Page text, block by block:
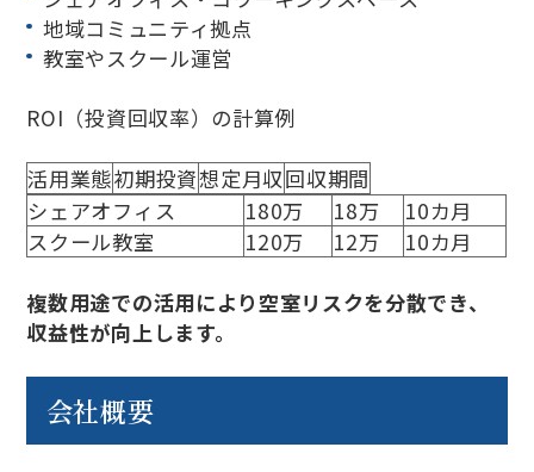
地域コミュニティ拠点
教室やスクール運営
ROI（投資回収率）の計算例
活用業態初期投資想定月収回収期間
シェアオフィス
180万 18万
10カ月
スクール教室
120万 12万 10カ月
複数用途での活用により空室リスクを分散でき、
収益性が向上します。
会社概要